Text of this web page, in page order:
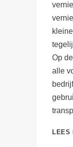
Op
alle
LEES